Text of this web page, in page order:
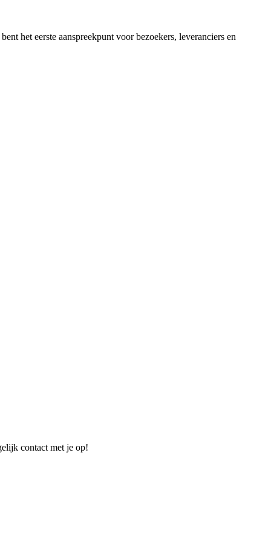
het eerste aanspreekpunt voor bezoekers, leveranciers en
contact met je op!